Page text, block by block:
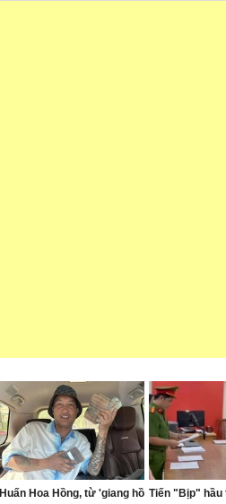
Huấn Hoa Hồng, từ 'giang hồ Tiến "Bịp" hầu